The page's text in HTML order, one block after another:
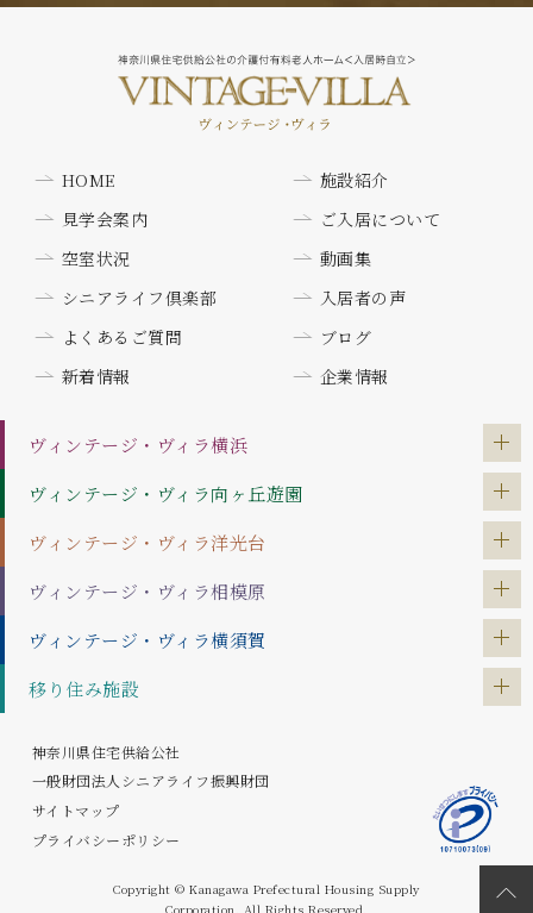
HOME
施設紹介
見学会案内
ご入居について
空室状況
動画集
シニアライフ倶楽部
入居者の声
よくあるご質問
ブログ
新着情報
企業情報
ヴィンテージ・ヴィラ横浜
ヴィンテージ・ヴィラ向ヶ丘遊園
ヴィンテージ・ヴィラ洋光台
ヴィンテージ・ヴィラ相模原
ヴィンテージ・ヴィラ横須賀
移り住み施設
神奈川県住宅供給公社
一般財団法人シニアライフ振興財団
サイトマップ
プライバシーポリシー
Copyright © Kanagawa Prefectural Housing Supply
Corporation. All Rights Reserved.